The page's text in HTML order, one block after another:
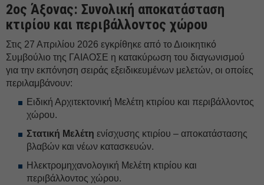
2ος Άξονας: Συνολική αποκατάσταση
κτιρίου και περιβάλλοντος χώρου
Στις 27 Απριλίου 2026 εγκρίθηκε από το Διοικητικό
Συμβούλιο της ΓΑΙΑΟΣΕ η κατακύρωση του διαγωνισμού
για την εκπόνηση σειράς εξειδικευμένων μελετών, οι οποίες
περιλαμβάνουν:
Ειδική Αρχιτεκτονική Μελέτη κτιρίου και περιβάλλοντος
χώρου.
Στατική Μελέτη ενίσχυσης κτιρίου – αποκατάστασης
βλαβών και νέων κατασκευών.
Ηλεκτρομηχανολογική Μελέτη κτιρίου και
περιβάλλοντος χώρου.